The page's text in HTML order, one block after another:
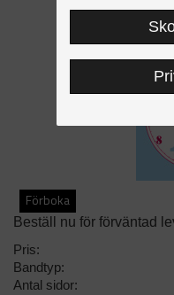
Förboka
Beställ nu för förväntad
Pris:
Bandtyp:
Antal sidor: